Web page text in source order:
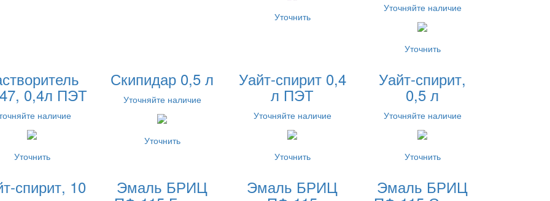
Уточнить
Уточняйте наличие
Уточнить
0,4л ПЭТ
наличие
Уточнить
Скипидар 0,5 л
Уточняйте наличие
Уточнить
Уайт-спирит 0,4
л ПЭТ
Уточняйте наличие
Уточнить
Уайт-спирит,
0,5 л
Уточняйте наличие
Уточнить
спирит, 10 Эмаль БРИЦ Эмаль БРИЦ Эмаль БРИЦ